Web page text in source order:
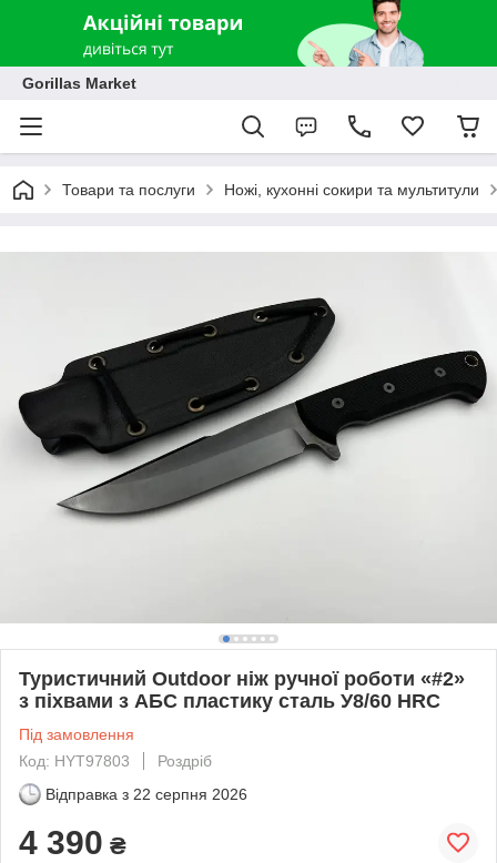
Gorillas Market
Товари та послуги Ножі, кухонні сокири та мультитули
Туристичний Outdoor ніж ручної роботи «#2»
з піхвами з АБС пластику сталь У8/60 HRC
Під замовлення
Код: HYT97803
Роздріб
Відправка з 22 серпня 2026
4 390 ₴